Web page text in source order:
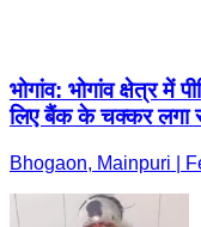
भोगांव: भोगांव क्षेत्र
लिए बैंक के चक्कर लगा
Bhogaon, Mainpuri |